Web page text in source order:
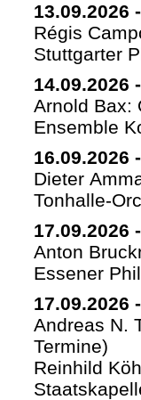
13.09.2026 -
Régis
Stuttgarter
14.09.2026 -
Arnold Bax:
Ensemble
16.09.2026 -
Dieter
Tonhalle-
17.09.2026 -
Anton
Essener
17.09.2026 -
Andreas N.
Termine)
Reinhild